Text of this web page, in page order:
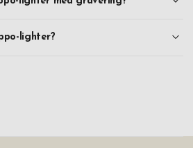
lighter?